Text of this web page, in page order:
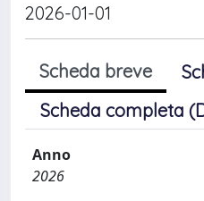
2026-01-01
Scheda breve
Scheda completa
Anno
2026